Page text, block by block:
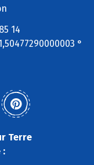
14
°
Terre
: